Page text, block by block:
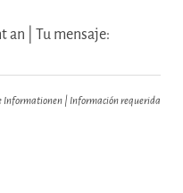
an | Tu mensaje:
| Información requerida